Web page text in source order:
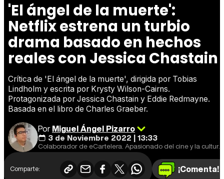
'El ángel de la muerte':
Netflix estrena un turbio
drama basado en hechos
reales con Jessica Chastain
Crítica de 'El ángel de la muerte', dirigida por Tobias
Lindholm y escrita por Krysty Wilson-Cairns.
Protagonizada por Jessica Chastain y Eddie Redmayne.
Basada en el libro de Charles Graeber.
PorMiguel Ángel Pizarro
3 de Noviembre 2022 | 13:33
Colaborador de eCartelera. Apasionado del cine y la cultura en general. Cine europeo y de animación, mi especialidad.
Comparte: ¡Comenta!